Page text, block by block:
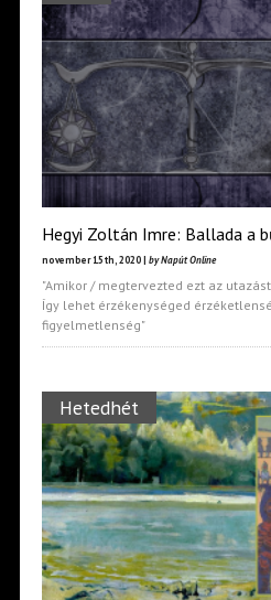
Hegyi Zoltán Imre: Ballada a
november 15th, 2020 | by Napút Online
"Amikor / megtervezted ezt az
Így lehet érzékenységed
figyelmetlenség"
Hetedhét